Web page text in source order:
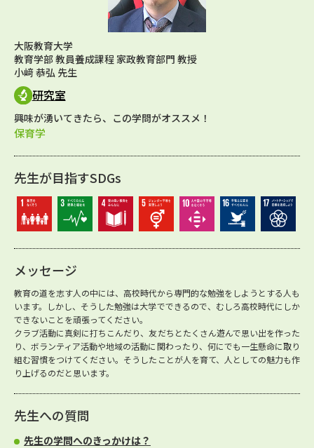
大阪教育大学
教育学部 教員養成課程 家政教育部門 教授
小﨑 恭弘 先生
研究室
興味が湧いてきたら、この学問がオススメ！
保育学
先生が目指すSDGs
メッセージ
教育の道を志す人の中には、高校時代から専門的な勉強をしようとする人も
います。しかし、そうした勉強は大学でできるので、むしろ高校時代にしか
できないことを頑張ってください。
クラブ活動に真剣に打ちこんだり、友だちとたくさん遊んで思い出を作った
り、ボランティア活動や地域の活動に関わったり、何にでも一生懸命に取り
組む習慣をつけてください。そうしたことが人を育て、人としての魅力も作
り上げるのだと思います。
先生への質問
先生の学問へのきっかけは？